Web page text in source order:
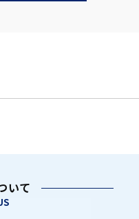
いて